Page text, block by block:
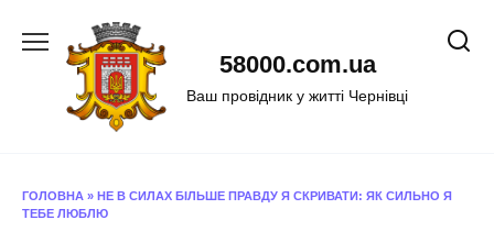
58000.com.ua
Ваш провідник у житті Чернівці
ГОЛОВНА » НЕ В СИЛАХ БІЛЬШЕ ПРАВДУ Я СКРИВАТИ: ЯК СИЛЬНО Я
ТЕБЕ ЛЮБЛЮ